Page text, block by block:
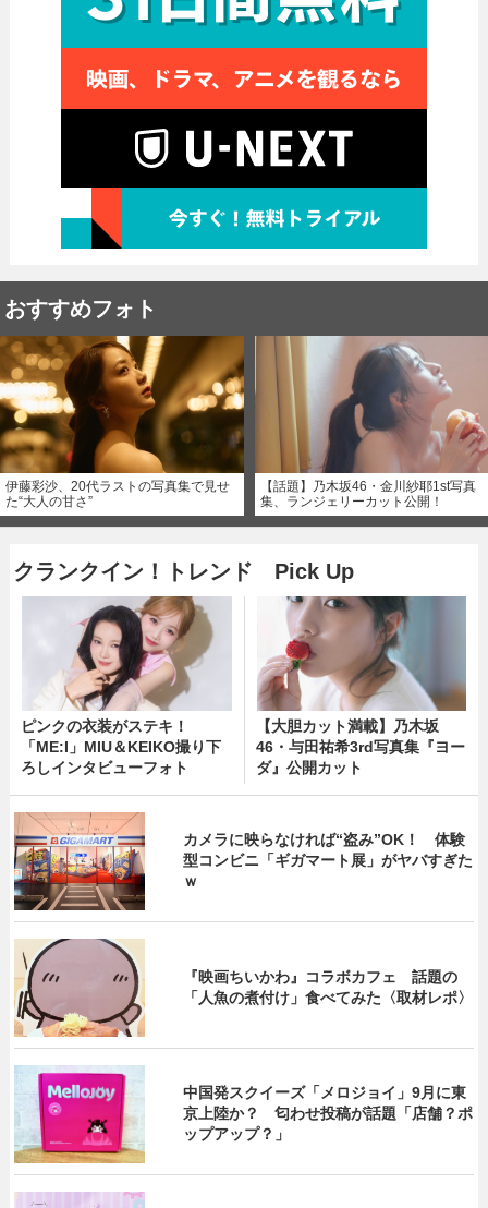
おすすめフォト
伊藤彩沙、20代ラストの写真集で見せ
た“大人の甘さ”
【話題】乃木坂46・金川紗耶1st写真
集、ランジェリーカット公開！
クランクイン！トレンド Pick Up
ピンクの衣装がステキ！
「ME:I」MIU＆KEIKO撮り下
ろしインタビューフォト
【大胆カット満載】乃木坂
46・与田祐希3rd写真集『ヨー
ダ』公開カット
カメラに映らなければ“盗み”OK！ 体験
型コンビニ「ギガマート展」がヤバすぎた
ｗ
『映画ちいかわ』コラボカフェ 話題の
「人魚の煮付け」食べてみた〈取材レポ〉
中国発スクイーズ「メロジョイ」9月に東
京上陸か？ 匂わせ投稿が話題「店舗？ポ
ップアップ？」